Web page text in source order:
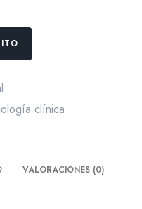
clínica
VALORACIONES (0)